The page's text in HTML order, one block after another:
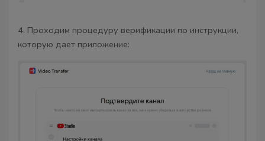
4. Проходим процедуру верификации по инструкции,
которую дает приложение: